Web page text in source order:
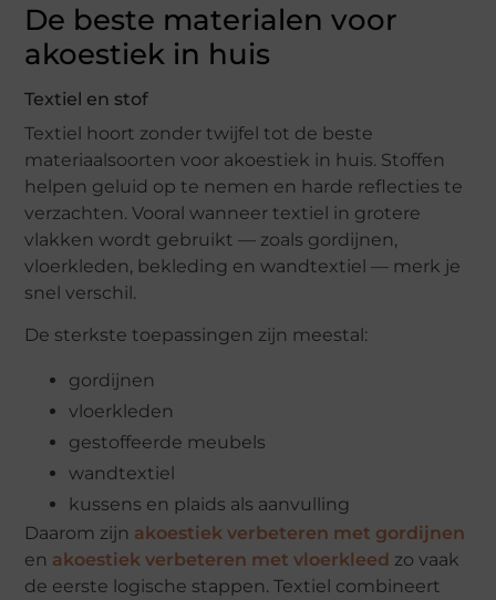
De beste materialen voor
akoestiek in huis
Textiel en stof
Textiel hoort zonder twijfel tot de beste
materiaalsoorten voor akoestiek in huis. Stoffen
helpen geluid op te nemen en harde reflecties te
verzachten. Vooral wanneer textiel in grotere
vlakken wordt gebruikt — zoals gordijnen,
vloerkleden, bekleding en wandtextiel — merk je
snel verschil.
De sterkste toepassingen zijn meestal:
gordijnen
vloerkleden
gestoffeerde meubels
wandtextiel
kussens en plaids als aanvulling
Daarom zijn akoestiek verbeteren met gordijnen
en akoestiek verbeteren met vloerkleed zo vaak
de eerste logische stappen. Textiel combineert